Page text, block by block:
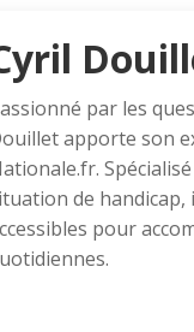
par les
apporte son
de handicap,
pour